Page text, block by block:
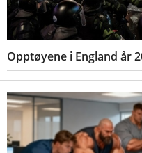
Opptøyene i England år